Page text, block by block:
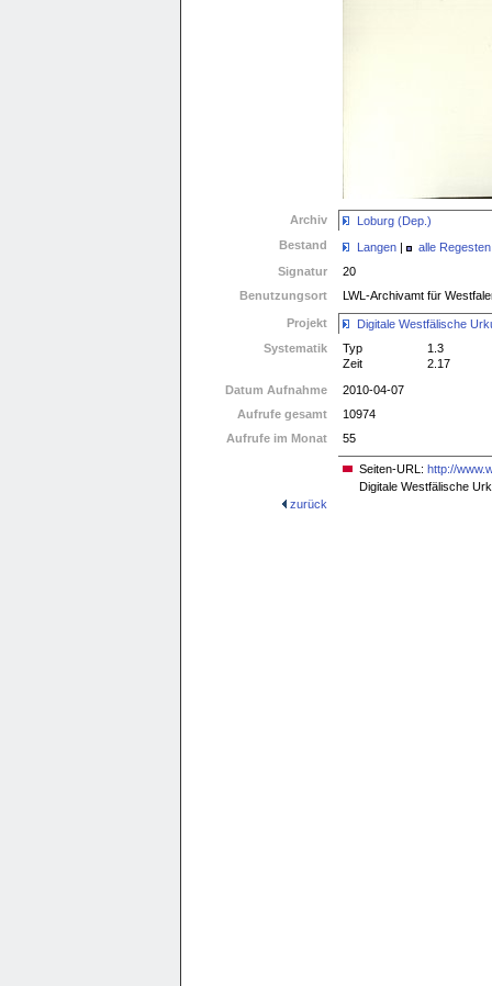
Archiv
Loburg (Dep.)
Bestand
Langen |
alle Regesten
Signatur
20
Benutzungsort
LWL-Archivamt für
Projekt
Digitale Westfälische
Systematik
Typ
1.3
Zeit
2.17
Datum Aufnahme
2010-04-07
Aufrufe gesamt
10974
Aufrufe im Monat
55
Seiten-URL: http://
Digitale Westfälische
zurück